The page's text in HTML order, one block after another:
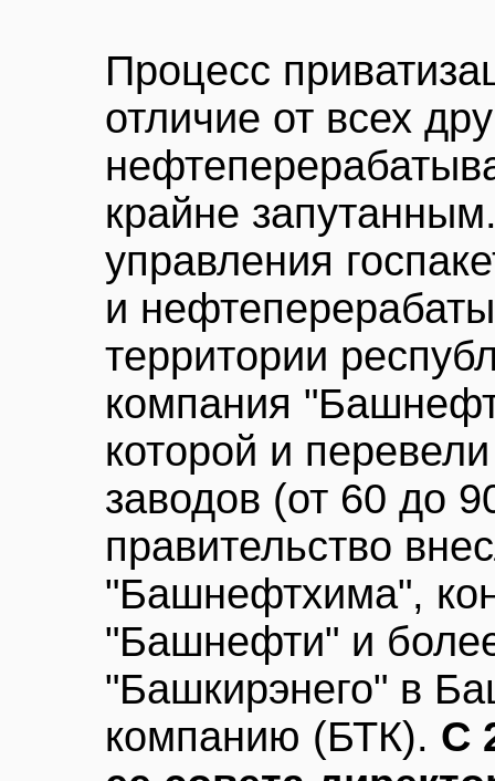
Процесс
отличие от всех
крайне
управления
и
территории
компания
которой и
заводов (от 60 до
правительство
"Башнефтхима",
"Башнефти" и
"Башкирэнего" в
компанию (БТК). С